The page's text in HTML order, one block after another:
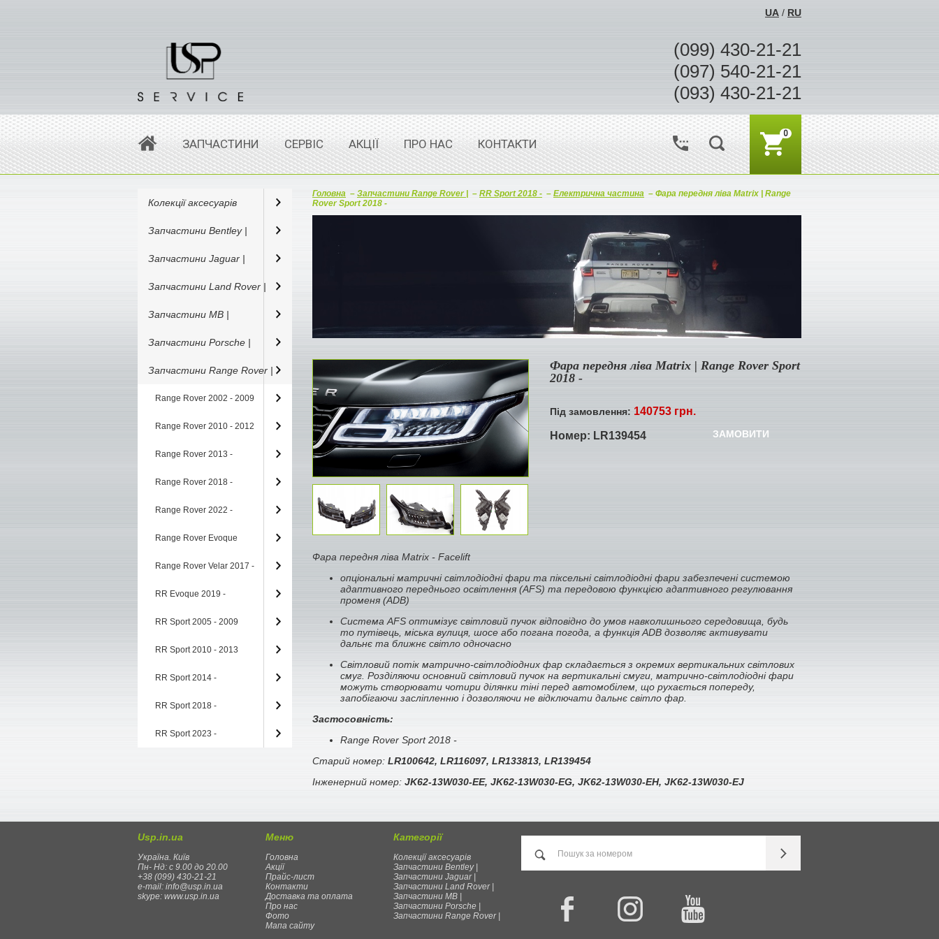
UA / RU
(099) 430-21-21
(097) 540-21-21
(093) 430-21-21
ЗАПЧАСТИНИ СЕРВІС АКЦІЇ ПРО НАС КОНТАКТИ
0
Колекції аксесуарів
Запчастини Bentley |
Запчастини Jaguar |
Запчастини Land Rover |
Запчастини MB |
Запчастини Porsche |
Запчастини Range Rover |
Range Rover 2002 - 2009
Range Rover 2010 - 2012
Range Rover 2013 -
Range Rover 2018 -
Range Rover 2022 -
Range Rover Evoque
Range Rover Velar 2017 -
RR Evoque 2019 -
RR Sport 2005 - 2009
RR Sport 2010 - 2013
RR Sport 2014 -
RR Sport 2018 -
RR Sport 2023 -
Головна – Запчастини Range Rover | – RR Sport 2018 - – Електрична частина – Фара передня ліва Matrix | Range
Rover Sport 2018 -
Фара передня ліва Matrix | Range Rover Sport
2018 -
Під замовлення: 140753 грн.
ЗАМОВИТИ
Номер: LR139454
Фара передня ліва Matrix - Facelift
опціональні матричні світлодіодні фари та піксельні світлодіодні фари забезпечені системою
адаптивного переднього освітлення (AFS) та передовою функцією адаптивного регулювання
променя (ADB)
Система AFS оптимізує світловий пучок відповідно до умов навколишнього середовища, будь
то путівець, міська вулиця, шосе або погана погода, а функція ADB дозволяє активувати
дальнє та ближнє світло одночасно
Світловий потік матрично-світлодіодних фар складається з окремих вертикальних світлових
смуг. Розділяючи основний світловий пучок на вертикальні смуги, матрично-світлодіодні фари
можуть створювати чотири ділянки тіні перед автомобілем, що рухається попереду,
запобігаючи засліпленню і дозволяючи не відключати дальнє світло фар.
Застосовність:
Range Rover Sport 2018 -
Старий номер: LR100642, LR116097, LR133813, LR139454
Інженерний номер: JK62-13W030-EE, JK62-13W030-EG, JK62-13W030-EH, JK62-13W030-EJ
Usp.in.ua
Україна. Київ
Пн- Нд: с 9.00 до 20.00
+38 (099) 430-21-21
e-mail: info@usp.in.ua
skype: www.usp.in.ua
Меню
Головна
Акції
Прайс-лист
Контакти
Доставка та оплата
Про нас
Фото
Мапа сайту
Категорії
Колекції аксесуарів
Запчастини Bentley |
Запчастини Jaguar |
Запчастини Land Rover |
Запчастини MB |
Запчастини Porsche |
Запчастини Range Rover |